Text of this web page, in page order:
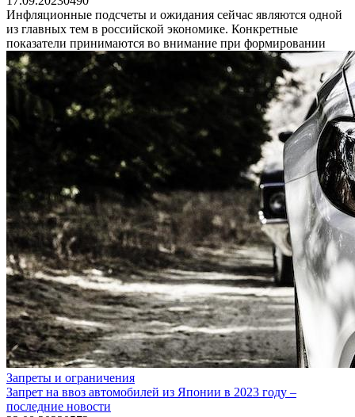
Инфляционные подсчеты и ожидания сейчас являются одной
из главных тем в российской экономике. Конкретные
показатели принимаются во внимание при формировании
Запреты и ограничения
Запрет на ввоз автомобилей из Японии в 2023 году –
последние новости